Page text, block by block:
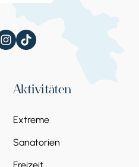
Aktivitäten
Extreme
Sanatorien